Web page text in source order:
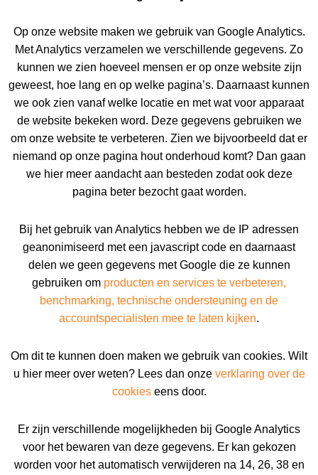
Op onze website maken we gebruik van Google Analytics.
Met Analytics verzamelen we verschillende gegevens. Zo
kunnen we zien hoeveel mensen er op onze website zijn
geweest, hoe lang en op welke pagina’s. Daarnaast kunnen
we ook zien vanaf welke locatie en met wat voor apparaat
de website bekeken word. Deze gegevens gebruiken we
om onze website te verbeteren. Zien we bijvoorbeeld dat er
niemand op onze pagina hout onderhoud komt? Dan gaan
we hier meer aandacht aan besteden zodat ook deze
pagina beter bezocht gaat worden.
Bij het gebruik van Analytics hebben we de IP adressen
geanonimiseerd met een javascript code en daarnaast
delen we geen gegevens met Google die ze kunnen
gebruiken om producten en services te verbeteren,
benchmarking, technische ondersteuning en de
accountspecialisten mee te laten kijken.
Om dit te kunnen doen maken we gebruik van cookies. Wilt
u hier meer over weten? Lees dan onze verklaring over de
cookieseens door.
Er zijn verschillende mogelijkheden bij Google Analytics
voor het bewaren van deze gegevens. Er kan gekozen
worden voor het automatisch verwijderen na 14, 26, 38 en